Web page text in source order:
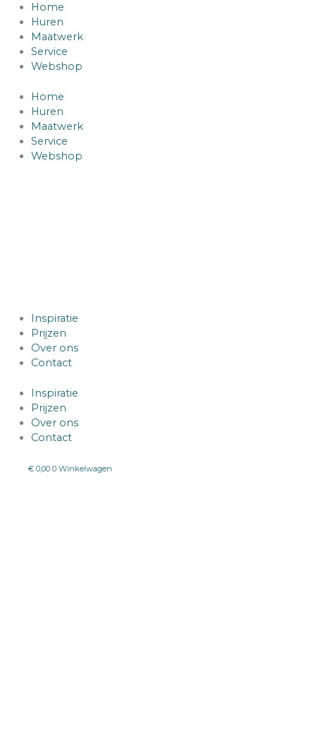
naar
inhoud
Home
Huren
Maatwerk
Service
Webshop
Home
Huren
Maatwerk
Service
Webshop
Inspiratie
Prijzen
Over ons
Contact
Inspiratie
Prijzen
Over ons
Contact
€ 0,00 0 Winkelwagen
Spanband
met
ratel
voor
stretchtent